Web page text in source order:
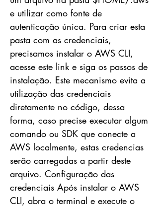
e utilizar como fonte de
autenticação única. Para criar esta
pasta com as credenciais,
precisamos instalar o AWS CLI,
acesse este link e siga os passos de
instalação. Este mecanismo evita a
utilização das credenciais
diretamente no código, dessa
forma, caso precise executar algum
comando ou SDK que conecte a
AWS localmente, estas credencias
serão carregadas a partir deste
arquivo. Configuração das
credenciais Após instalar o AWS
CLI, abra o terminal e execute o